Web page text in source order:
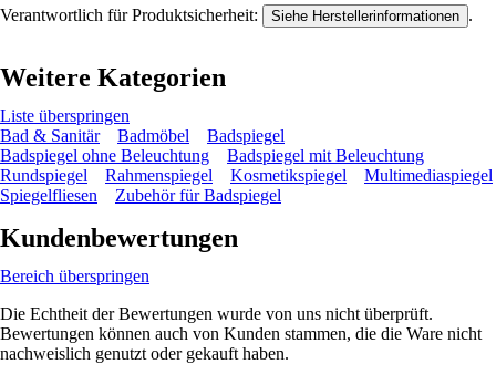
Verantwortlich für Produktsicherheit: Siehe Herstellerinformationen .
Weitere Kategorien
Liste überspringen
Bad & Sanitär
Badmöbel
Badspiegel
Badspiegel ohne Beleuchtung
Badspiegel mit Beleuchtung
Rundspiegel
Rahmenspiegel Kosmetikspiegel
Multimediaspiegel
Spiegelfliesen
Zubehör für Badspiegel
Kundenbewertungen
Bereich überspringen
Die Echtheit der Bewertungen wurde von uns nicht überprüft.
Bewertungen können auch von Kunden stammen, die die Ware nicht
nachweislich genutzt oder gekauft haben.